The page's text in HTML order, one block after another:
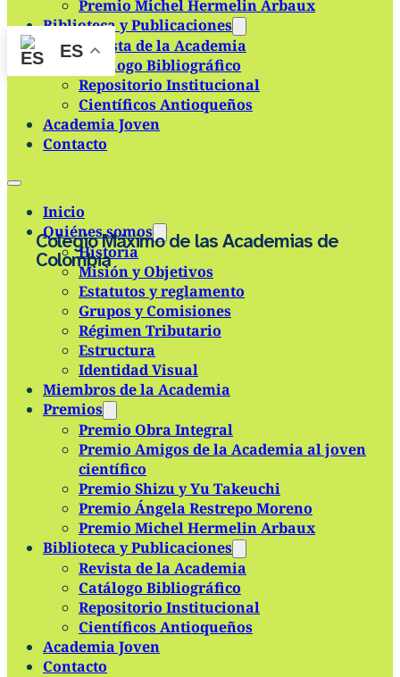
Skip to main contentSkip to footer
ES
Premio Michel Hermelin Arbaux
Biblioteca y Publicaciones
Revista de la Academia
Catálogo Bibliográfico
Repositorio Institucional
Científicos Antioqueños
Academia Joven
Contacto
Inicio
Quiénes somos
Historia
Misión y Objetivos
Estatutos y reglamento
Grupos y Comisiones
Régimen Tributario
Estructura
Identidad Visual
Miembros de la Academia
Premios
Premio Obra Integral
Premio Amigos de la Academia al joven
científico
Premio Shizu y Yu Takeuchi
Premio Ángela Restrepo Moreno
Premio Michel Hermelin Arbaux
Biblioteca y Publicaciones
Revista de la Academia
Catálogo Bibliográfico
Repositorio Institucional
Científicos Antioqueños
Academia Joven
Contacto
Colegio Máximo de las Academias de
Colombia